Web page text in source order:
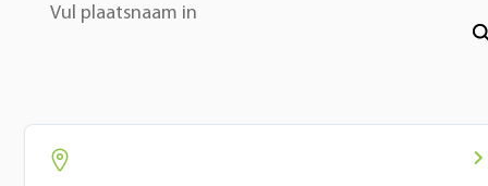
Vul plaatsnaam in